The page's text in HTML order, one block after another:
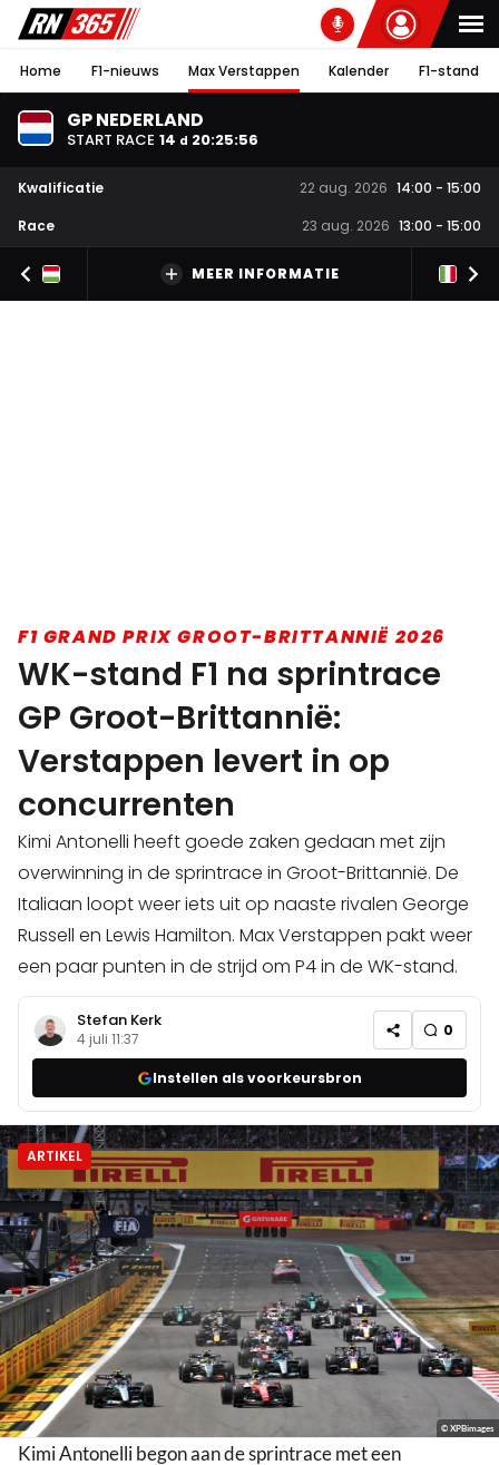
Home F1-nieuws Max Verstappen Kalender F1-stand
GP NEDERLAND
START RACE 14 d 20:25:55
Kwalificatie 22 aug. 2026 14:00 - 15:00
Race
23 aug. 2026 13:00 - 15:00
MEER INFORMATIE
F1 GRAND PRIX GROOT-BRITTANNIË 2026
WK-stand F1 na sprintrace
GP Groot-Brittannië:
Verstappen levert in op
concurrenten
Kimi Antonelli heeft goede zaken gedaan met zijn
overwinning in de sprintrace in Groot-Brittannië. De
Italiaan loopt weer iets uit op naaste rivalen George
Russell en Lewis Hamilton. Max Verstappen pakt weer
een paar punten in de strijd om P4 in de WK-stand.
Stefan Kerk
4 juli 11:37 0
Instellen als voorkeursbron
ARTIKEL
© XPBimages
Kimi Antonelli begon aan de sprintrace met een